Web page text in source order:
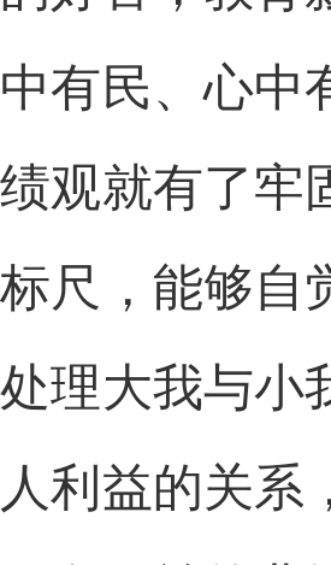
有民、心中
观就有了牢
尺，能够自
理大我与小
利益的关系